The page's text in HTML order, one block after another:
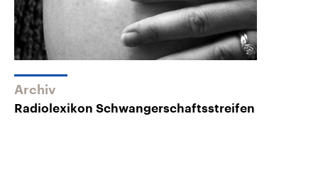
Archiv
Radiolexikon Schwangerschaftsstreifen